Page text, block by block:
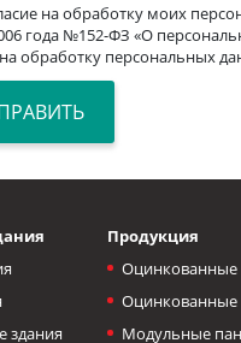
на обработку моих
года №152-ФЗ «О
обработку персональных
здания
Продукция
Модульные